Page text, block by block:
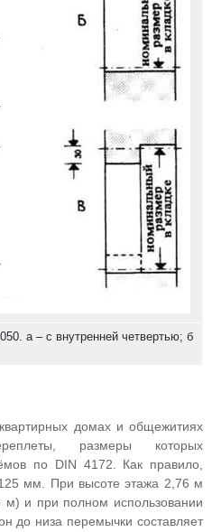
а – с внутренней четвертью; б
домах и общежитиях
размеры которых
по DIN 4172. Как правило,
мм. При высоте этажа 2,76 м
и при полном использовании
до низа перемычки составляет